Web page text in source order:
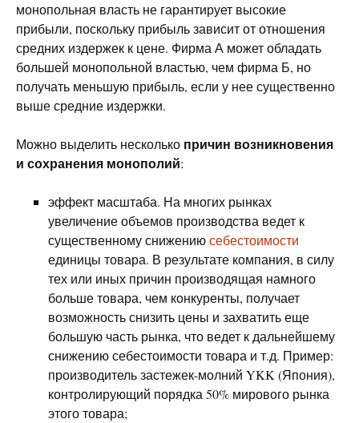
монопольная власть не гарантирует высокие
прибыли, поскольку прибыль зависит от отношения
средних издержек к цене. Фирма А может обладать
большей монопольной властью, чем фирма Б, но
получать меньшую прибыль, если у нее существенно
выше средние издержки.
Можно выделить несколько причин возникновения
и сохранения монополий:
эффект масштаба. На многих рынках
увеличение объемов производства ведет к
существенному снижениюсебестоимости
единицы товара. В результате компания, в силу
тех или иных причин производящая намного
больше товара, чем конкуренты, получает
возможность снизить цены и захватить еще
большую часть рынка, что ведет к дальнейшему
снижению себестоимости товара и т.д. Пример:
производитель застежек-молний YKK (Япония),
контролирующий порядка 50% мирового рынка
этого товара;